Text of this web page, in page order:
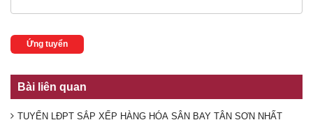
Ứng tuyển
Bài liên quan
TUYỂN LĐPT SẮP XẾP HÀNG HÓA SÂN BAY TÂN SƠN NHẤT